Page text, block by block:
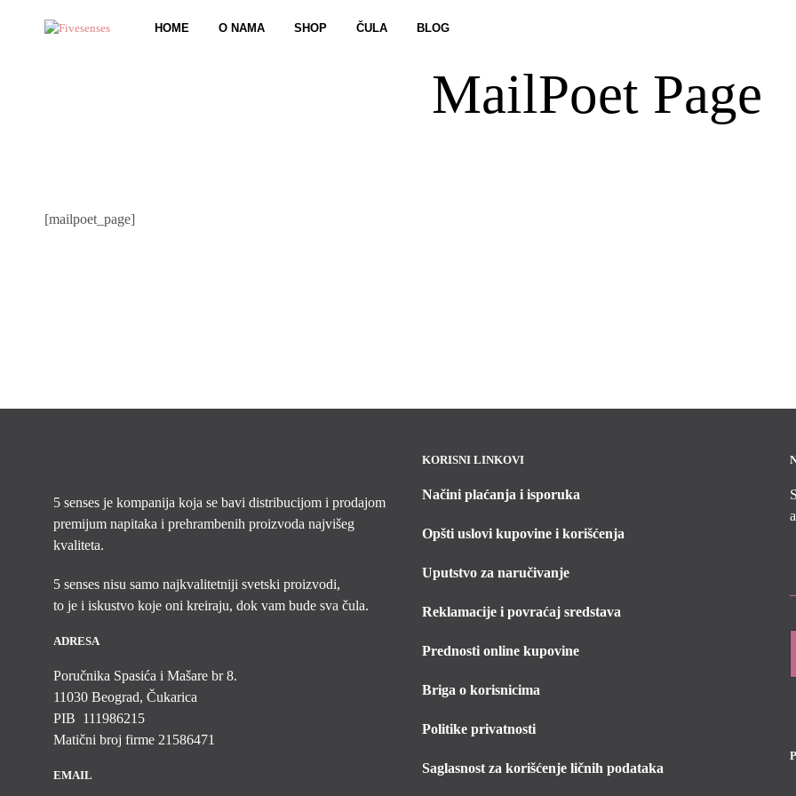
HOME O NAMA SHOP ČULA BLOG
MailPoet Page
[mailpoet_page]
5 senses je kompanija koja se bavi distribucijom i prodajom
premijum napitaka i prehrambenih proizvoda najvišeg
kvaliteta.
5 senses nisu samo najkvalitetniji svetski proizvodi,
to je i iskustvo koje oni kreiraju, dok vam bude sva čula.
ADRESA
Poručnika Spasića i Mašare br 8.
11030 Beograd, Čukarica
PIB 111986215
Matični broj firme 21586471
EMAIL
KORISNI LINKOVI
Načini plaćanja i isporuka
Opšti uslovi kupovine i korišćenja
Uputstvo za naručivanje
Reklamacije i povraćaj sredstava
Prednosti online kupovine
Briga o korisnicima
Politike privatnosti
Saglasnost za korišćenje ličnih podataka